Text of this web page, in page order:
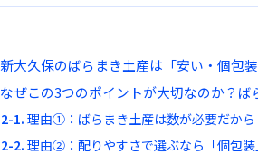
新大久保のばらまき土産は「安い・個包
なぜこの3つのポイントが大切なのか？
理由①：ばらまき土産は数が必要だか
理由②：配りやすさで選ぶなら「個包装